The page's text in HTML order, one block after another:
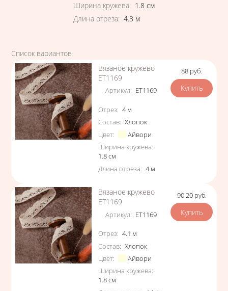
Ширина кружева: 1.8 см
Длина отреза: 4.3 м
Список вариантов
Вязаное кружево
ЕТ1169
Артикул: ЕТ1169
Характеристики
Отрез: 4 м
Состав: Хлопок
Цвет:
Айвори
Ширина кружева:
1.8см
Длина отреза: 4 м
Цена
88 руб.
Вязаное кружево
ЕТ1169
Артикул: ЕТ1169
Характеристики
Отрез: 4.1 м
Состав: Хлопок
Цвет:
Айвори
Ширина кружева:
1.8см
Цена
90.20 руб.